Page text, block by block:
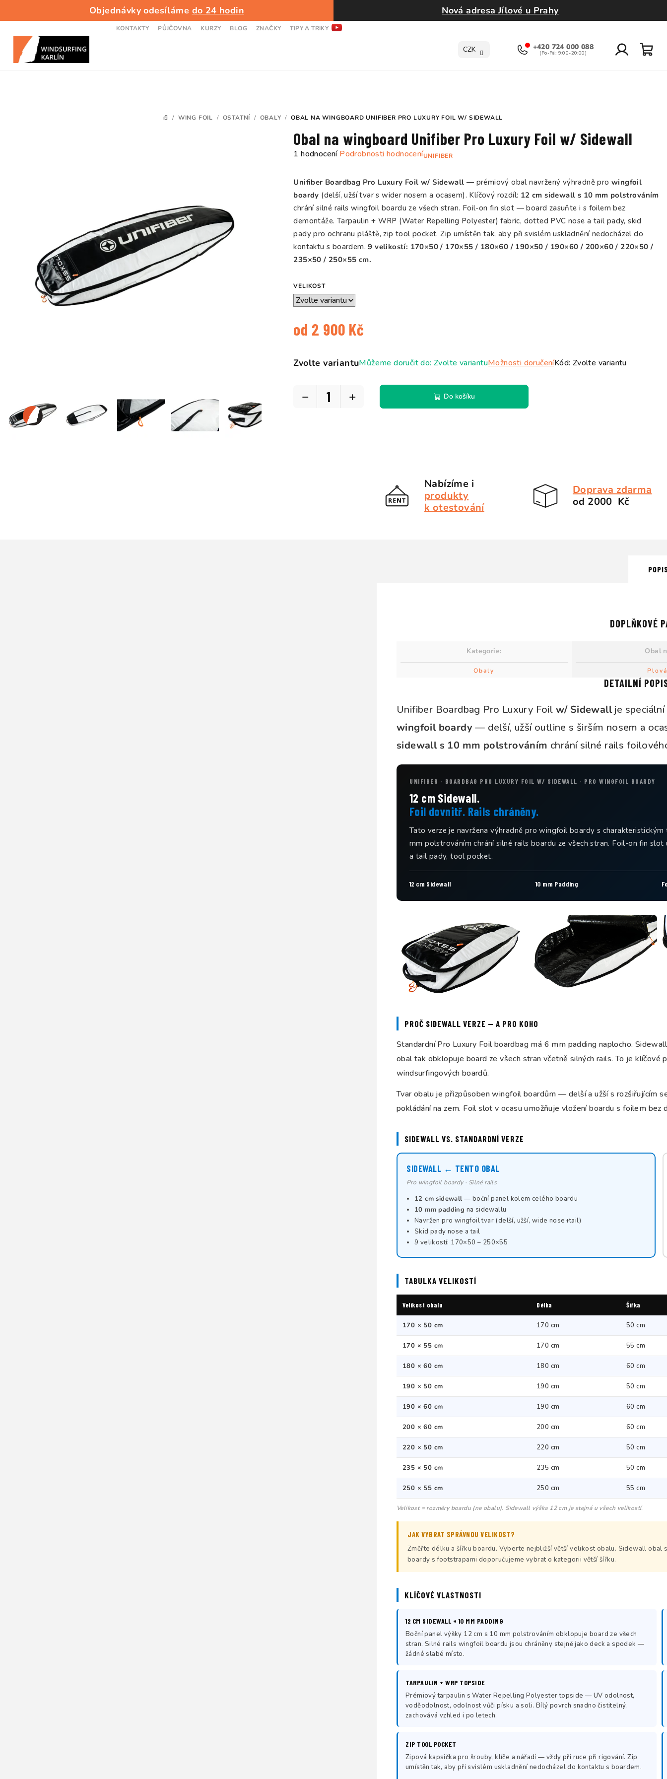
Objednávky odesíláme do 24 hodin Nová adresa Jílové u Prahy
KONTAKTY PŮJČOVNA KURZY BLOG ZNAČKY TIPY A TRIKY
CZK +420 724 000 088
DOMŮ
/ WING FOIL / OSTATNÍ / OBALY / OBAL NA WINGBOARD UNIFIBER PRO LUXURY FOIL W/ SIDEWALL
UNIFIBER
Obal na wingboard Unifiber Pro Luxury Foil w/ Sidewall
Průměrné
produktu
5,0
z
5
hvězdiček.
1 hodnocení Podrobnosti hodnocení
Unifiber Boardbag Pro Luxury Foil w/ Sidewall — prémiový obal navržený výhradně pro wingfoil
boardy (delší, užší tvar s wider nosem a ocasem). Klíčový rozdíl: 12 cm sidewall s 10 mm polstrováním
chrání silné rails wingfoil boardu ze všech stran. Foil-on fin slot — board zasuňte i s foilem bez
demontáže. Tarpaulin + WRP (Water Repelling Polyester) fabric, dotted PVC nose a tail pady, skid
pady pro ochranu pláště, zip tool pocket. Zip umístěn tak, aby při svislém uskladnění nedocházel do
kontaktu s boardem.9 velikostí: 170×50 / 170×55 / 180×60 / 190×50 / 190×60 / 200×60 / 220×50 /
235×50 / 250×55 cm.
VELIKOST
od 2 900 Kč
cena:
Zvolte variantuMůžeme doručit do: Zvolte variantuMožnosti doručeníKód: Zvolte variantu
+
− Do košíku
Nabízíme i
produkty
k otestování
Doprava zdarma
od 2000 Kč
DETAILNÍ
Unifiber Boardbag Pro Luxury Foil w/ Sidewallje speciální
wingfoil boardy — delší, užší outline s širším nosem a
sidewall s 10 mm polstrováním chrání silné rails
UNIFIBER · BOARDBAG PRO LUXURY FOIL W/ SIDEWALL · PRO WINGFOIL BOARDY
12 cm Sidewall.
Foil dovnitř. Rails chráněny.
Tato verze je navržena výhradně pro wingfoil boardy s
mm polstrováním chrání silné rails boardu ze všech stran. Foil-on fin
a tail pady, tool pocket.
12 cm Sidewall 10 mm Padding
PROČ SIDEWALL VERZE — A PRO KOHO
Standardní Pro Luxury Foil boardbag má 6 mm padding naplocho.
obal tak obklopuje board ze všech stran včetně silných rails. To je
windsurfingových boardů.
Tvar obalu je přizpůsoben wingfoil boardům — delší a užší s rozšiřujícím
pokládání na zem. Foil slot v ocasu umožňuje vložení boardu s foilem bez
SIDEWALL VS. STANDARDNÍ VERZE
SIDEWALL ← TENTO OBAL
Pro wingfoil boardy · Silné rails
12 cm sidewall — boční panel kolem celého boardu
10 mm padding na sidewallu
Navržen pro wingfoil tvar (delší, užší, wide nose+tail)
Skid pady nose a tail
9 velikostí: 170×50 – 250×55
TABULKA VELIKOSTÍ
Velikost obalu Délka Šířka
170 × 50 cm 170 cm 50 cm
170 × 55 cm 170 cm 55 cm
180 × 60 cm 180 cm 60 cm
190 × 50 cm 190 cm 50 cm
190 × 60 cm 190 cm 60 cm
200 × 60 cm 200 cm 60 cm
220 × 50 cm 220 cm 50 cm
235 × 50 cm 235 cm 50 cm
250 × 55 cm 250 cm 55 cm
Velikost = rozměry boardu (ne obalu). Sidewall výška 12 cm je stejná u všech velikostí.
JAK VYBRAT SPRÁVNOU VELIKOST?
Změřte délku a šířku boardu. Vyberte nejbližší větší velikost obalu. Sidewall
boardy s footstrapami doporučujeme vybrat o kategorii větší šířku.
KLÍČOVÉ VLASTNOSTI
12 CM SIDEWALL + 10 MM PADDING
Boční panel výšky 12 cm s 10 mm polstrováním obklopuje board ze všech
stran. Silné rails wingfoil boardu jsou chráněny stejně jako deck a spodek —
žádné slabé místo.
TARPAULIN + WRP TOPSIDE
Prémiový tarpaulin s Water Repelling Polyester topside — UV odolnost,
voděodolnost, odolnost vůči písku a soli. Bílý povrch snadno čistitelný,
zachovává vzhled i po letech.
ZIP TOOL POCKET
Zipová kapsička pro šrouby, klíče a nářadí — vždy při ruce při rigování. Zip
umístěn tak, aby při svislém uskladnění nedocházel do kontaktu s boardem.
DOPLŇKOVÉ
Kategorie:
Obaly
Obal